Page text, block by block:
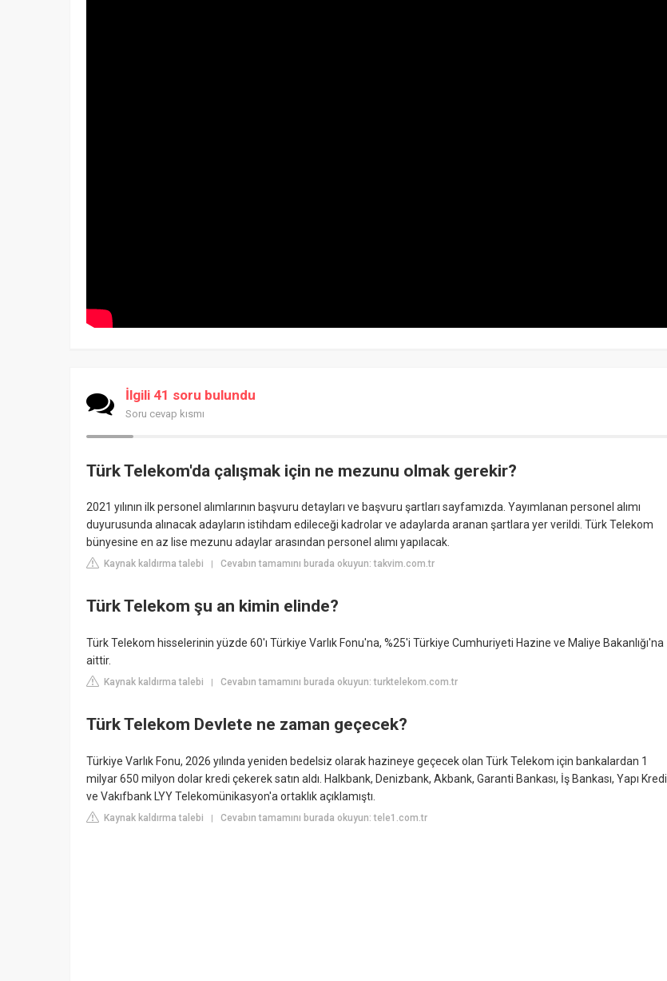
İlgili 41 soru bulundu
Soru cevap kısmı
Türk Telekom'da çalışmak için ne mezunu olmak gerekir?
2021 yılının ilk personel alımlarının başvuru detayları ve başvuru şartları sayfamızda. Yayımlanan personel alımı
duyurusunda alınacak adayların istihdam edileceği kadrolar ve adaylarda aranan şartlara yer verildi. Türk Telekom
bünyesine en az lise mezunu adaylar arasından personel alımı yapılacak.
Kaynak kaldırma talebi | Cevabın tamamını burada okuyun: takvim.com.tr
Türk Telekom şu an kimin elinde?
Türk Telekom hisselerinin yüzde 60'ı Türkiye Varlık Fonu'na, %25'i Türkiye Cumhuriyeti Hazine ve Maliye Bakanlığı'na
aittir.
Kaynak kaldırma talebi | Cevabın tamamını burada okuyun: turktelekom.com.tr
Türk Telekom Devlete ne zaman geçecek?
Türkiye Varlık Fonu, 2026 yılında yeniden bedelsiz olarak hazineye geçecek olan Türk Telekom için bankalardan 1
milyar 650 milyon dolar kredi çekerek satın aldı. Halkbank, Denizbank, Akbank, Garanti Bankası, İş Bankası, Yapı Kredi
ve Vakıfbank LYY Telekomünikasyon'a ortaklık açıklamıştı.
Kaynak kaldırma talebi | Cevabın tamamını burada okuyun: tele1.com.tr